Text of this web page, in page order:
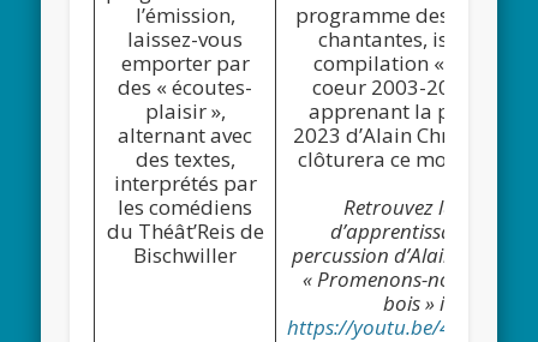
l’émission,
laissez-vous
emporter par
des « écoutes-
plaisir »,
alternant avec
des textes,
interprétés par
les comédiens
du Théât’Reis de
Bischwiller
programme des
chantantes, issus de la
compilation « Coups de
coeur 2003-2023 » et en
apprenant la
2023 d’Alain Christophe
clôturera ce moment
Retrouvez la vidéo
d’apprentissage de la
percussion d’Alain
« Promenons-nous dans
bois » ici :
https://youtu.be/